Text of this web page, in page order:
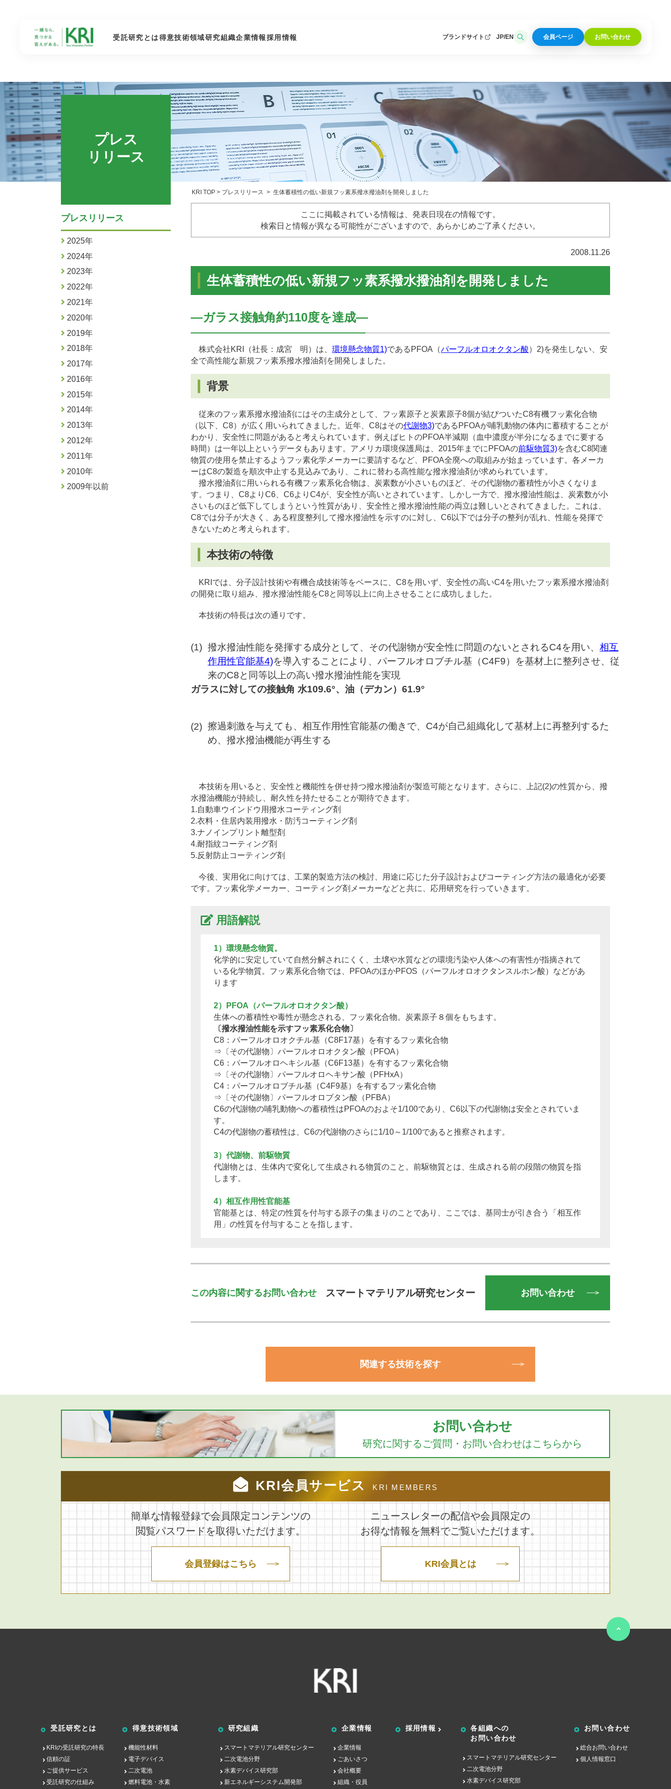
受託研究とは得意技術領域研究組織企業情報 採用情報 ブランドサイト JP EN 会員ページ お問い合わせ
プレス
リリース
KRI TOP > プレスリリース 生体蓄積性の低い新規フッ素系撥水撥油剤を開発しました
ここに掲載されている情報は、発表日現在の情報です。
検索日と情報が異なる可能性がございますので、あらかじめご了承ください。
2008.11.26
生体蓄積性の低い新規フッ素系撥水撥油剤を開発しました
―ガラス接触角約110度を達成―
株式会社KRI（社長：成宮 明）は、 環境懸念物質1)であるPFOA（パーフルオロオクタン酸） 2)を発生しない、安
全で高性能な新規フッ素系撥水撥油剤を開発しました。
背景
従来のフッ素系撥水撥油剤にはその主成分として、フッ素原子と炭素原子8個が結びついたC8有機フッ素化合物
（以下、C8）が広く用いられてきました。近年、C8はその代謝物3)であるPFOAが哺乳動物の体内に蓄積することが
わかり、安全性に問題があると考えられています。例えばヒトのPFOA半減期（血中濃度が半分になるまでに要する
時間）は一年以上というデータもあります。アメリカ環境保護局は、2015年までにPFOAの前駆物質3)を含むC8関連
物質の使用を禁止するようフッ素化学メーカーに要請するなど、PFOA全廃への取組みが始まっています。各メーカ
ーはC8の製造を順次中止する見込みであり、これに替わる高性能な撥水撥油剤が求められています。
撥水撥油剤に用いられる有機フッ素系化合物は、炭素数が小さいものほど、その代謝物の蓄積性が小さくなりま
す。つまり、C8よりC6、C6よりC4が、安全性が高いとされています。しかし一方で、撥水撥油性能は、炭素数が小
さいものほど低下してしまうという性質があり、安全性と撥水撥油性能の両立は難しいとされてきました。これは、
C8では分子が大きく、ある程度整列して撥水撥油性を示すのに対し、C6以下では分子の整列が乱れ、性能を発揮で
きないためと考えられます。
本技術の特徴
KRIでは、分子設計技術や有機合成技術等をベースに、C8を用いず、安全性の高いC4を用いたフッ素系撥水撥油剤
の開発に取り組み、撥水撥油性能をC8と同等以上に向上させることに成功しました。
本技術の特長は次の通りです。
撥水撥油性能を発揮する成分として、その代謝物が安全性に問題のないとされるC4を用い、 相互
作用性官能基4)を導入することにより、パーフルオロブチル基（C4F9）を基材上に整列させ、従
来のC8と同等以上の高い撥水撥油性能を実現
ガラスに対しての接触角 水109.6°、油（デカン）61.9°
擦過刺激を与えても、相互作用性官能基の働きで、C4が自己組織化して基材上に再整列するた
め、撥水撥油機能が再生する
本技術を用いると、安全性と機能性を併せ持つ撥水撥油剤が製造可能となります。さらに、上記(2)の性質から、撥
水撥油機能が持続し、耐久性を持たせることが期待できます。
1.自動車ウインドウ用撥水コーティング剤
2.衣料・住居内装用撥水・防汚コーティング剤
3.ナノインプリント離型剤
4.耐指紋コーティング剤
5.反射防止コーティング剤
今後、実用化に向けては、工業的製造方法の検討、用途に応じた分子設計およびコーティング方法の最適化が必要
です。フッ素化学メーカー、コーティング剤メーカーなどと共に、応用研究を行っていきます。
用語解説
1）環境懸念物質。
化学的に安定していて自然分解されにくく、土壌や水質などの環境汚染や人体への有害性が指摘されて
いる化学物質。フッ素系化合物では、PFOAのほかPFOS（パーフルオロオクタンスルホン酸）などがあ
ります
2）PFOA（パーフルオロオクタン酸）
生体への蓄積性や毒性が懸念される、フッ素化合物。炭素原子８個をもちます。
〔撥水撥油性能を示すフッ素系化合物〕
C8：パーフルオロオクチル基（C8F17基）を有するフッ素化合物
⇒〔その代謝物〕パーフルオロオクタン酸（PFOA）
C6：パーフルオロヘキシル基（C6F13基）を有するフッ素化合物
⇒〔その代謝物〕パーフルオロヘキサン酸（PFHxA）
C4：パーフルオロブチル基（C4F9基）を有するフッ素化合物
⇒〔その代謝物〕パーフルオロブタン酸（PFBA）
C6の代謝物の哺乳動物への蓄積性はPFOAのおよそ1/100であり、C6以下の代謝物は安全とされていま
す。
C4の代謝物の蓄積性は、C6の代謝物のさらに1/10～1/100であると推察されます。
3）代謝物、前駆物質
代謝物とは、生体内で変化して生成される物質のこと。前駆物質とは、生成される前の段階の物質を指
します。
4）相互作用性官能基
官能基とは、特定の性質を付与する原子の集まりのことであり、ここでは、基同士が引き合う「相互作
用」の性質を付与することを指します。
この内容に関するお問い合わせ スマートマテリアル研究センター お問い合わせ
関連する技術を探す
プレスリリース
2025年
2024年
2023年
2022年
2021年
2020年
2019年
2018年
2017年
2016年
2015年
2014年
2013年
2012年
2011年
2010年
2009年以前
お問い合わせ
研究に関するご質問・お問い合わせはこちらから
KRI会員サービス KRI MEMBERS
簡単な情報登録で会員限定コンテンツの
閲覧パスワードを取得いただけます。
会員登録はこちら
ニュースレターの配信や会員限定の
お得な情報を無料でご覧いただけます。
KRI会員とは
受託研究とは
KRIの受託研究の特長
信頼の証
ご提供サービス
受託研究の仕組み
得意技術領域
機能性材料
電子デバイス
二次電池
燃料電池・水素
研究組織
スマートマテリアル研究センター
二次電池分野
水素デバイス研究部
新エネルギーシステム開発部
企業情報
企業情報
ごあいさつ
会社概要
組織・役員
採用情報
各組織への
お問い合わせ
スマートマテリアル研究センター
二次電池分野
水素デバイス研究部
お問い合わせ
総合お問い合わせ
個人情報窓口